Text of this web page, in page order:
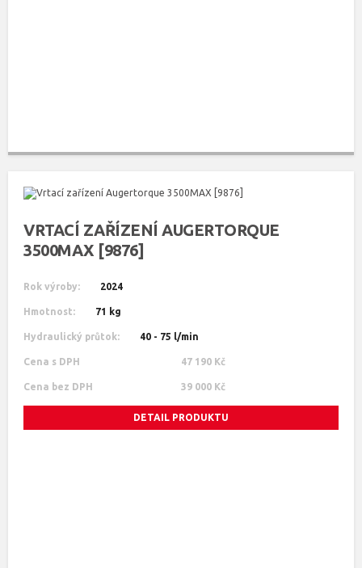
VRTACÍ ZAŘÍZENÍ AUGERTORQUE
3500MAX [9876]
Rok výroby: 2024
Hmotnost: 71 kg
Hydraulický průtok: 40 - 75 l/min
Cena s DPH 47 190 Kč
Cena bez DPH 39 000 Kč
DETAIL PRODUKTU